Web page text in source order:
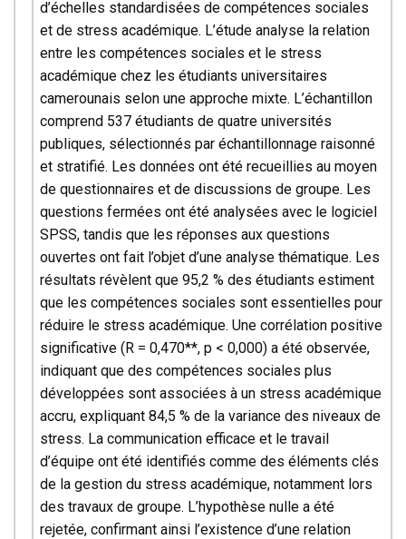
d’échelles standardisées de compétences sociales
et de stress académique. L’étude analyse la relation
entre les compétences sociales et le stress
académique chez les étudiants universitaires
camerounais selon une approche mixte. L’échantillon
comprend 537 étudiants de quatre universités
publiques, sélectionnés par échantillonnage raisonné
et stratifié. Les données ont été recueillies au moyen
de questionnaires et de discussions de groupe. Les
questions fermées ont été analysées avec le logiciel
SPSS, tandis que les réponses aux questions
ouvertes ont fait l’objet d’une analyse thématique. Les
résultats révèlent que 95,2 % des étudiants estiment
que les compétences sociales sont essentielles pour
réduire le stress académique. Une corrélation positive
significative (R = 0,470**, p < 0,000) a été observée,
indiquant que des compétences sociales plus
développées sont associées à un stress académique
accru, expliquant 84,5 % de la variance des niveaux de
stress. La communication efficace et le travail
d’équipe ont été identifiés comme des éléments clés
de la gestion du stress académique, notamment lors
des travaux de groupe. L’hypothèse nulle a été
rejetée, confirmant ainsi l’existence d’une relation